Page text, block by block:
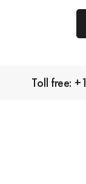
Toll free: